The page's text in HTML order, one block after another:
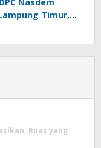
Nasdem
Timur,
Ruas yang